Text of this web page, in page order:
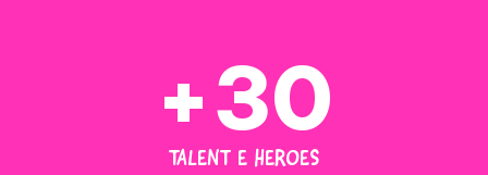
+30
TALENT E HEROES